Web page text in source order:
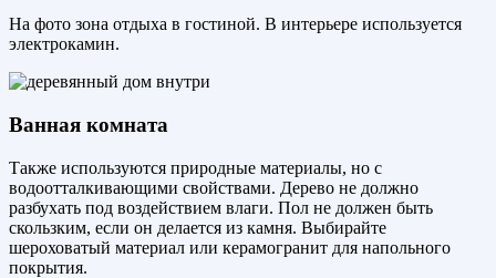
На фото зона отдыха в гостиной. В интерьере используется
электрокамин.
Ванная комната
Также используются природные материалы, но с
водоотталкивающими свойствами. Дерево не должно
разбухать под воздействием влаги. Пол не должен быть
скользким, если он делается из камня. Выбирайте
шероховатый материал или керамогранит для напольного
покрытия.